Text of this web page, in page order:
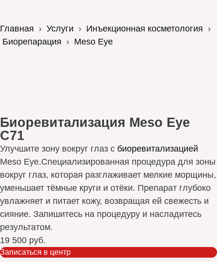
Главная › Услуги › Инъекционная косметология ›
Биорепарация › Meso Eye
Биоревитализация Meso Eye
C71
Улучшите зону вокруг глаз с биоревитализацией
Meso Eye.Специализированная процедура для зоны
вокруг глаз, которая разглаживает мелкие морщины,
уменьшает тёмные круги и отёки. Препарат глубоко
увлажняет и питает кожу, возвращая ей свежесть и
сияние. Запишитесь на процедуру и насладитесь
результатом.
19 500 руб.
Записаться в центр